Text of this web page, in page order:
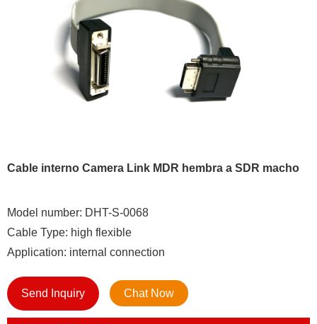
Cable interno Camera Link MDR hembra a SDR macho
Model number: DHT-S-0068
Cable Type: high flexible
Application: internal connection
Send Inquiry Chat Now